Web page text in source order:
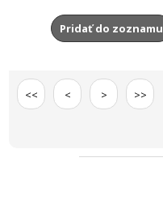
Pridať do zoznamu
<< < > >>